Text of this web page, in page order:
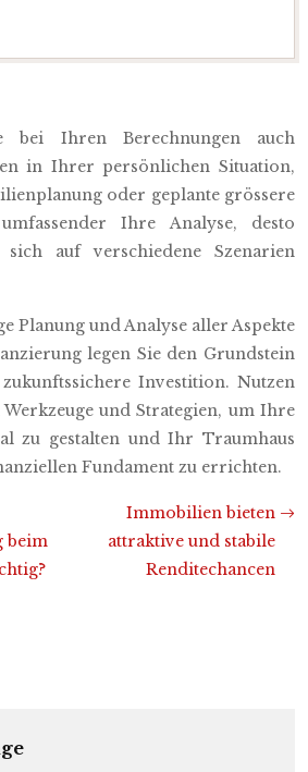
bei Ihren Berechnungen auch
in Ihrer persönlichen Situation,
oder geplante grössere
Ihre Analyse, desto
auf verschiedene Szenarien
Planung und Analyse aller Aspekte
legen Sie den Grundstein
Investition. Nutzen
und Strategien, um Ihre
zu gestalten und Ihr Traumhaus
Fundament zu errichten.
beim
Immobilien bieten
attraktive und stabile
Renditechancen